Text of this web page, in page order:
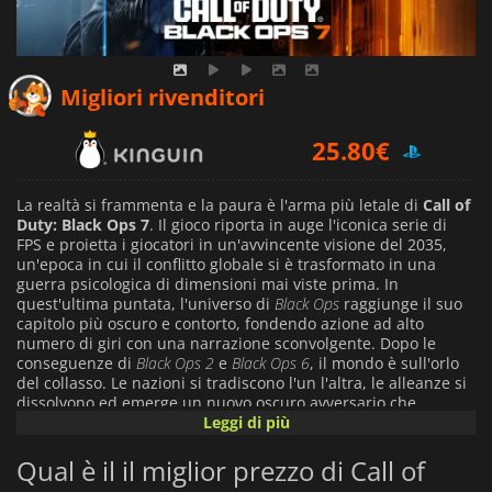
Migliori rivenditori
25.80€
29.43€
63.29€
La realtà si frammenta e la paura è l'arma più letale di Call of
Duty: Black Ops 7. Il gioco riporta in auge l'iconica serie di
FPS e proietta i giocatori in un'avvincente visione del 2035,
un'epoca in cui il conflitto globale si è trasformato in una
guerra psicologica di dimensioni mai viste prima. In
quest'ultima puntata, l'universo di Black Ops raggiunge il suo
capitolo più oscuro e contorto, fondendo azione ad alto
numero di giri con una narrazione sconvolgente. Dopo le
conseguenze di Black Ops 2 e Black Ops 6, il mondo è sull'orlo
del collasso. Le nazioni si tradiscono l'un l'altra, le alleanze si
dissolvono ed emerge un nuovo oscuro avversario che
manipola la percezione, usa le armi del trauma e usa la paura
caos c'è David Mason, che guida una squadra di Black Ops
frammentata in missioni che mettono alla prova la lealtà, la
Leggi di più
Qual è il il miglior prezzo di Call of